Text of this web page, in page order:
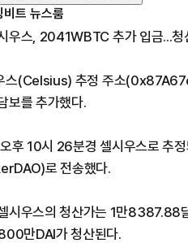
비트 뉴스룸
우스, 2041WBTC 추가 입금...
스(Celsius) 추정 주소
보를 추가했다.
후 10시 26분경 셀시우스로 추
로 전송했다.
시우스의 청산가는 1만8387.88
만DAI가 청산된다.